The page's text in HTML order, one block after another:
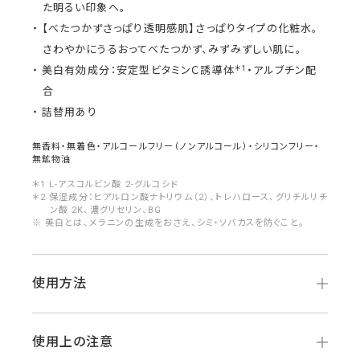
た明るい印象へ。
【べたつかずさっぱり透明感肌】さっぱりタイプの化粧水。
さわやかにうるおってべたつかず、みずみずしい肌に。
美白有効成分：安定型ビタミンＣ誘導体＊1 ・アルブチン配
合
詰替用あり
無香料・無着色・アルコールフリー（ノンアルコール）・シリコンフリー・
無鉱物油
＊1 L-アスコルビン酸 2-グルコシド
＊2 保湿成分：ヒアルロン酸ナトリウム（2）、トレハロース、グリチルリチ
ン酸 2K、濃グリセリン、BG
※ 美白とは、メラニンの生成をおさえ、シミ・ソバカスを防ぐこと。
使用方法
使用上の注意